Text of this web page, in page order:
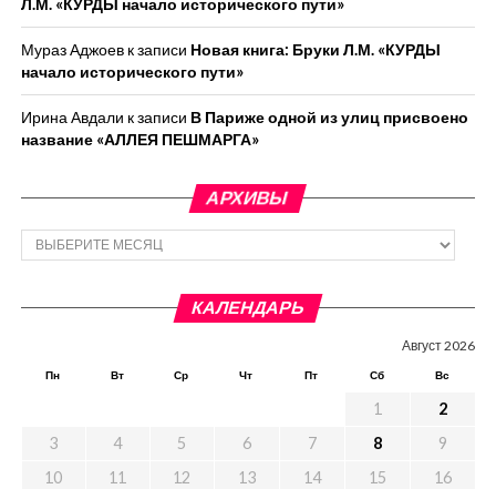
Л.М. «КУРДЫ начало исторического пути»
Мураз Аджоевк записи Новая книга: Бруки Л.М. «КУРДЫ
начало исторического пути»
Ирина Авдали к записи В Париже одной из улиц присвоено
название «АЛЛЕЯ ПЕШМАРГА»
АРХИВЫ
Архивы
КАЛЕНДАРЬ
Август 2026
Пн Вт Ср Чт Пт Сб Вс
1
2
3
4 5 6 7 8
9
10
11 12 13 14 15
16